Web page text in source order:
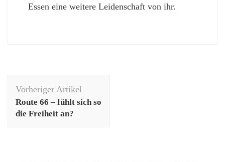
Essen eine weitere Leidenschaft von ihr.
Vorheriger Artikel
Route 66 – fühlt sich so
die Freiheit an?